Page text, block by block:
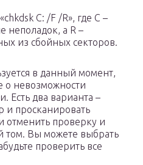
C: /F /R», где C –
неполадок, а R –
из сбойных секторов.
в данный момент,
о невозможности
Есть два варианта –
и просканировать
отменить проверку и
том. Вы можете выбрать
проверить все